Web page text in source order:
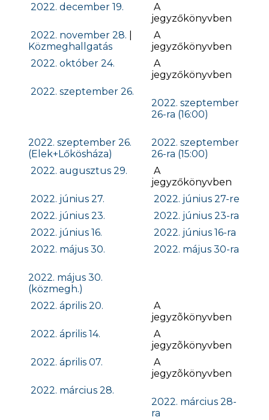
2022. december 19.
A
jegyzőkönyvben
2022. november 28.
Közmeghallgatás
A
jegyzőkönyvben
2022. október 24.
A
jegyzőkönyvben
2022. szeptember 26.
2022. szeptember
26-ra (16:00)
2022. szeptember 26.
(Elek+Lőkösháza)
2022. szeptember
26-ra (15:00)
2022. augusztus 29.
A
jegyzőkönyvben
2022. június 27.
2022. június 27-re
2022. június 23.
2022. június 23-ra
2022. június 16.
2022. június 16-ra
2022. május 30.
2022. május 30-ra
2022. május 30.
(közmegh.)
2022. április 20.
A
jegyzõkönyvben
2022. április 14.
A
jegyzõkönyvben
2022. április 07.
A
jegyzõkönyvben
2022. március 28.
2022. március 28-
ra